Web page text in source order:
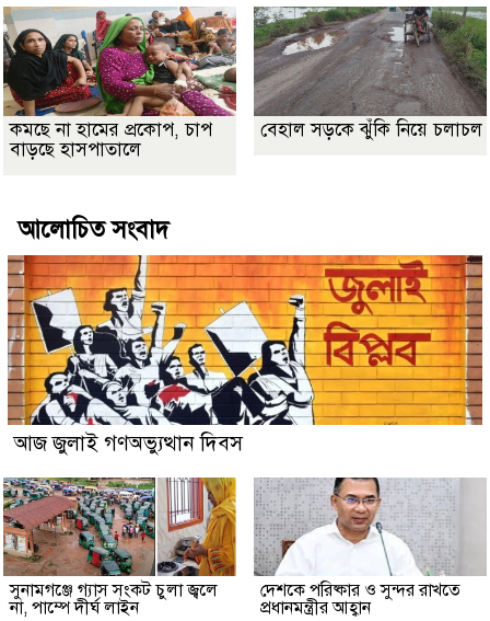
কমছে না হামের প্রকোপ, চাপ
বাড়ছে হাসপাতালে
বেহাল সড়কে ঝুঁকি নিয়ে চলাচল
আলোচিত সংবাদ
আজ জুলাই গণঅভ্যুত্থান দিবস
সুনামগঞ্জে গ্যাস সংকট চুলা জ্বলে
না, পাম্পে দীর্ঘ লাইন
দেশকে পরিষ্কার ও সুন্দর রাখতে
প্রধানমন্ত্রীর আহ্বান